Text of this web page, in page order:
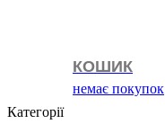
КОШИК
немає покупок
Категорії